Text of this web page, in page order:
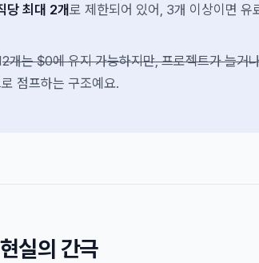
당 최대 2개로 제한되어 있어, 3개 이상이면 유
2개는 $0에 유지 가능하지만, 프로젝트가 늘거
점프하는 구조예요.
실의 간극